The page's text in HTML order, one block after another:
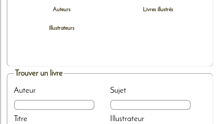
Auteurs
Illustrateurs
Livres illustrés
Trouver un livre
Auteur
Titre
Sujet
Illustrateur